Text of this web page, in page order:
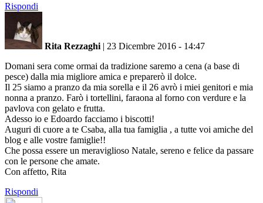
Rispondi
Rita Rezzaghi | 23 Dicembre 2016 - 14:47
Domani sera come ormai da tradizione saremo a cena (a base di
pesce) dalla mia migliore amica e preparerò il dolce.
Il 25 siamo a pranzo da mia sorella e il 26 avrò i miei genitori e mia
nonna a pranzo. Farò i tortellini, faraona al forno con verdure e la
pavlova con gelato e frutta.
Adesso io e Edoardo facciamo i biscotti!
Auguri di cuore a te Csaba, alla tua famiglia , a tutte voi amiche del
blog e alle vostre famiglie!!
Che possa essere un meraviglioso Natale, sereno e felice da passare
con le persone che amate.
Con affetto, Rita
Rispondi